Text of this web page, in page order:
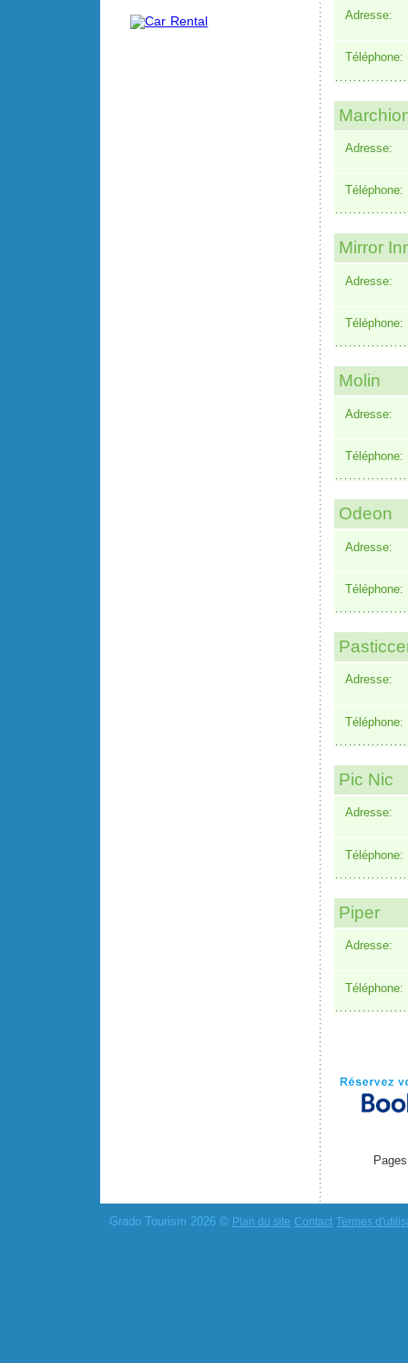
Adresse:
Téléphone:
Adresse:
Téléphone:
Mirror
Adresse:
Téléphone:
Molin
Adresse:
Téléphone:
Odeon
Adresse:
Téléphone:
Adresse:
Téléphone:
Pic Nic
Adresse:
Téléphone:
Piper
Adresse:
Téléphone:
Grado Tourism 2026 © Plan du site Contact Termes